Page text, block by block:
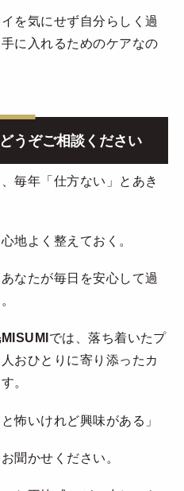
を気にせず自分らしく過
に入れるためのケアなの
うぞご相談ください
毎年「仕方ない」とあき
地よく整えておく。
なたが毎日を安心して過
では、落ち着いたプ
おひとりに寄り添ったカ
。
怖いけれど興味がある」
聞かせください。